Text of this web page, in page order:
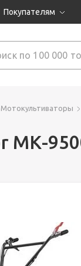
Покупателям
Как оформить
Мотокультиваторы
МК-